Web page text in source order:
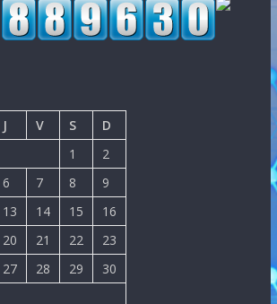
J V S
D
1
2
6 7 8
9
13 14 15
16
20 21 22
23
27 28 29
30